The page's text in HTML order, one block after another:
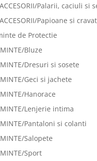
Palarii, caciuli si
Papioane si
de Protectie
Bluze
Dresuri si sosete
Geci si jachete
Hanorace
Lenjerie intima
Pantaloni si colanti
Salopete
Sport